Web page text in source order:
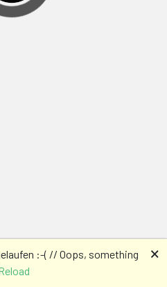
:-( // Oops, something
🗙